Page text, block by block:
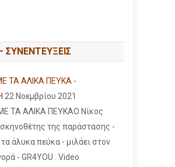
ΣΥΝΕΝΤΕΥΞΕΙΣ
ΤΑ ΑΛΙΚΑ ΠΕΥΚΑ -
22 Νοεμβρίου 2021
ΤΑ ΑΛΙΚΑ ΠΕΥΚΑΟ Νίκος
της παράστασης -
άλυκα πεύκα - μιλάει στον
- GR4YOU . Video